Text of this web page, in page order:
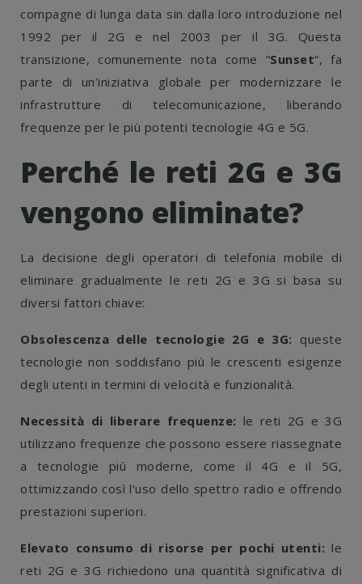
compagne di lunga data sin dalla loro introduzione nel
1992 per il 2G e nel 2003 per il 3G. Questa
transizione, comunemente nota come “Sunset“, fa
parte di un’iniziativa globale per modernizzare le
infrastrutture di telecomunicazione, liberando
frequenze per le più potenti tecnologie 4G e 5G.
Perché le reti 2G e 3G
vengono eliminate?
La decisione degli operatori di telefonia mobile di
eliminare gradualmente le reti 2G e 3G si basa su
diversi fattori chiave:
Obsolescenza delle tecnologie 2G e 3G: queste
tecnologie non soddisfano più le crescenti esigenze
degli utenti in termini di velocità e funzionalità.
Necessità di liberare frequenze: le reti 2G e 3G
utilizzano frequenze che possono essere riassegnate
a tecnologie più moderne, come il 4G e il 5G,
ottimizzando così l’uso dello spettro radio e offrendo
prestazioni superiori.
Elevato consumo di risorse per pochi utenti: le
reti 2G e 3G richiedono una quantità significativa di